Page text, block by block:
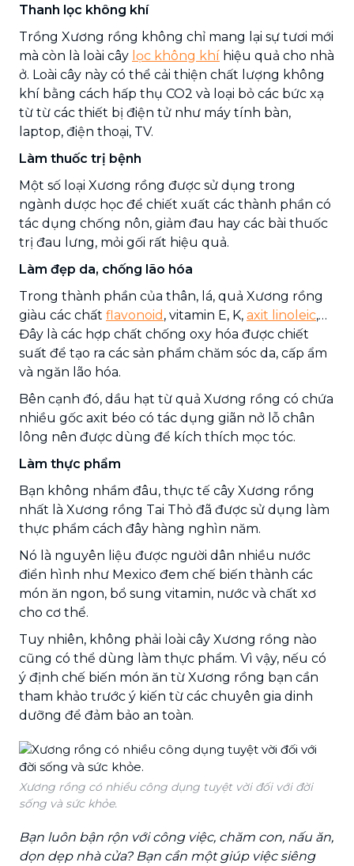
Thanh lọc không khí
Trồng Xương rồng không chỉ mang lại sự tươi mới
mà còn là loài cây lọc không khí hiệu quả cho nhà
ở. Loài cây này có thể cải thiện chất lượng không
khí bằng cách hấp thụ CO2 và loại bỏ các bức xạ
từ từ các thiết bị điện tử như máy tính bàn,
laptop, điện thoại, TV.
Làm thuốc trị bệnh
Một số loại Xương rồng được sử dụng trong
ngành dược học để chiết xuất các thành phần có
tác dụng chống nôn, giảm đau hay các bài thuốc
trị đau lưng, mỏi gối rất hiệu quả.
Làm đẹp da, chống lão hóa
Trong thành phần của thân, lá, quả Xương rồng
giàu các chất flavonoid , vitamin E, K, axit linoleic,…
Đây là các hợp chất chống oxy hóa được chiết
suất để tạo ra các sản phẩm chăm sóc da, cấp ẩm
và ngăn lão hóa.
Bên cạnh đó, dầu hạt từ quả Xương rồng có chứa
nhiều gốc axit béo có tác dụng giãn nở lỗ chân
lông nên được dùng để kích thích mọc tóc.
Làm thực phẩm
Bạn không nhầm đâu, thực tế cây Xương rồng
nhất là Xương rồng Tai Thỏ đã được sử dụng làm
thực phẩm cách đây hàng nghìn năm.
Nó là nguyên liệu được người dân nhiều nước
điển hình như Mexico đem chế biến thành các
món ăn ngon, bổ sung vitamin, nước và chất xơ
cho cơ thể.
Tuy nhiên, không phải loài cây Xương rồng nào
cũng có thể dùng làm thực phẩm. Vì vậy, nếu có
ý định chế biến món ăn từ Xương rồng bạn cần
tham khảo trước ý kiến từ các chuyên gia dinh
dưỡng để đảm bảo an toàn.
Xương rồng có nhiều công dụng tuyệt vời đối với đời
sống và sức khỏe.
Bạn luôn bận rộn với công việc, chăm con, nấu ăn,
dọn dẹp nhà cửa? Bạn cần một giúp việc siêng